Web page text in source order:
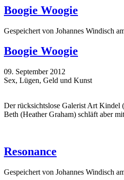
Boogie Woogie
Gespeichert von Johannes Windisch
Boogie Woogie
09. September 2012
Sex, Lügen, Geld und Kunst
Der rücksichtslose Galerist Art Kindel
Beth (Heather Graham) schläft aber
Resonance
Gespeichert von Johannes Windisch